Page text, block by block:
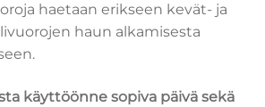
haetaan erikseen kevät- ja
haun alkamisesta
käyttöönne sopiva päivä sekä